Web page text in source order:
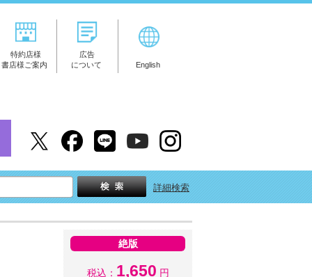
特約店様
書店様ご案内
広告
について
English
詳細検索
絶版
税込： 1,650 円